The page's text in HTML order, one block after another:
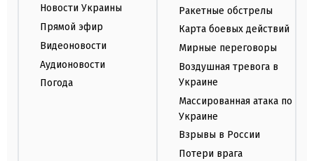
Новости Украины
Прямой эфир
Видеоновости
Аудионовости
Погода
Ракетные обстрелы
Карта боевых действий
Мирные переговоры
Воздушная тревога в
Украине
Массированная атака по
Украине
Взрывы в России
Потери врага